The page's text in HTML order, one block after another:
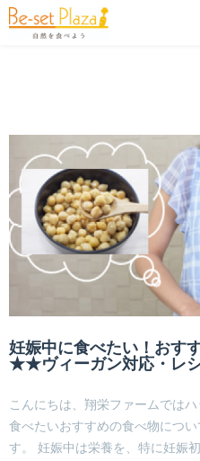
妊娠中に食べたい！おす
★★ヴィーガン対応・レ
こんにちは、翔栄ファームでは
食べたいおすすめの食べ物につ
す。 妊娠中は栄養を、特に妊娠